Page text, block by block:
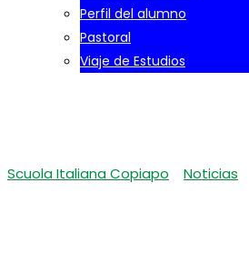
Perfil del alumno
Pastoral
Viaje de Estudios
Scuola Italiana Copiapo Noticias